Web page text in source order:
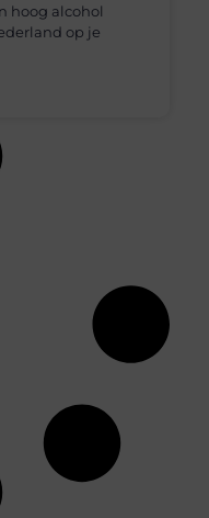
hoog alcohol
op je